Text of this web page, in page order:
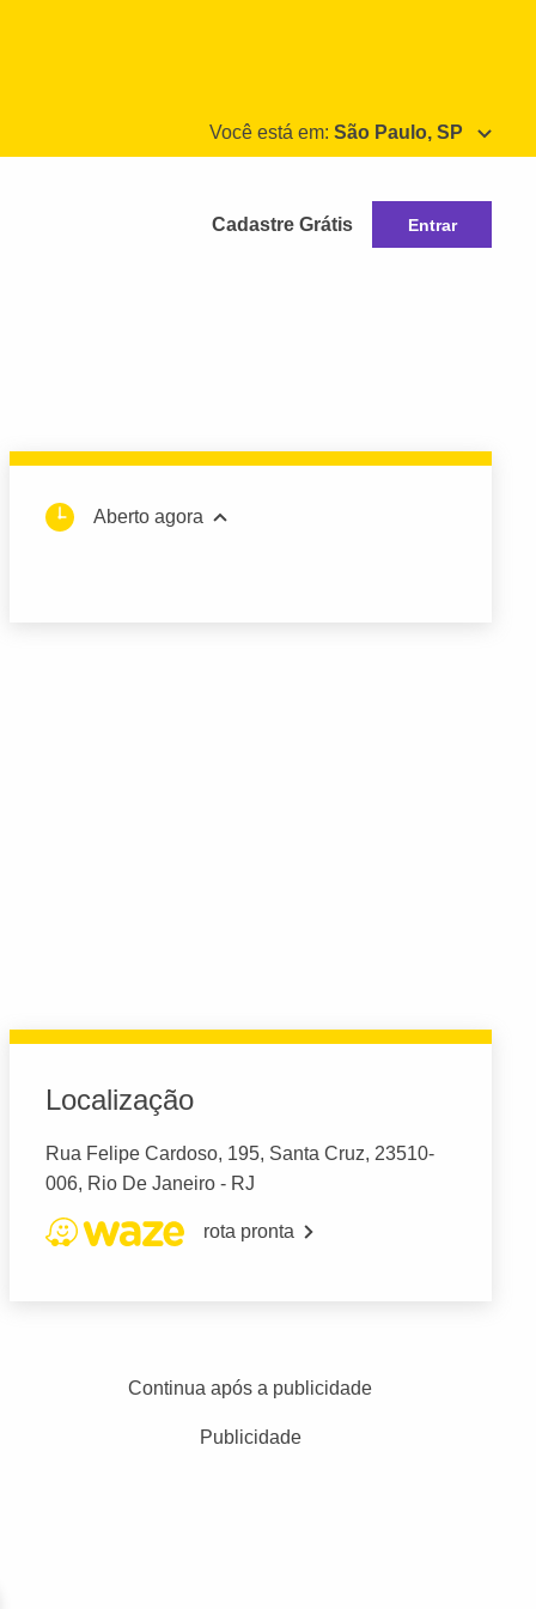
Você está em: São Paulo, SP
Cadastre Grátis Entrar
Aberto agora
Localização
Rua Felipe Cardoso, 195, Santa Cruz, 23510-
006, Rio De Janeiro - RJ
rota pronta
Continua após a publicidade
Publicidade